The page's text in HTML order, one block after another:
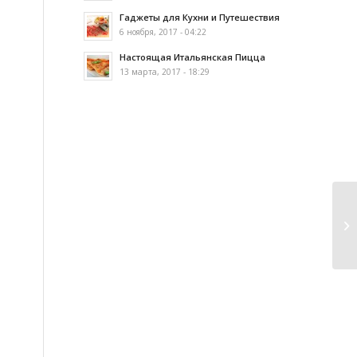
Гаджеты для Кухни и Путешествия
6 ноября, 2017 - 04:22
Настоящая Итальянская Пицца
13 марта, 2017 - 18:29